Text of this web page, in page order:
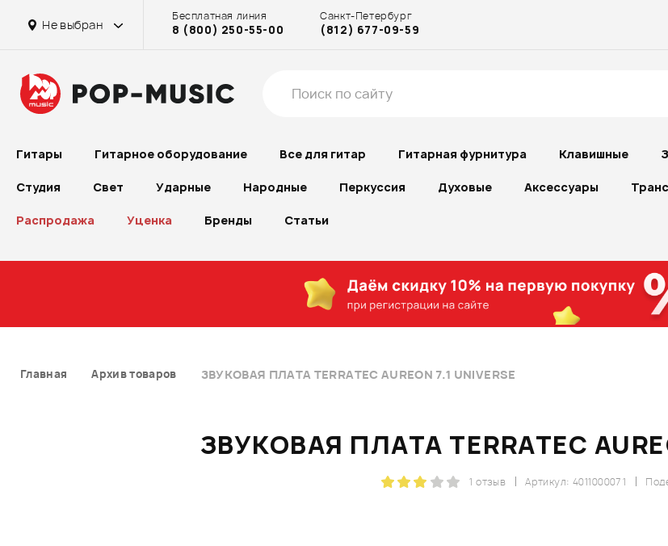
Не выбран
Бесплатная линия
8 (800) 250-55-00
Санкт-Петербург
(812) 677-09-59
Гитары Гитарное оборудование Все для гитар Гитарная фурнитура Клавишные
Студия Свет Ударные Народные Перкуссия Духовые Аксессуары
Распродажа Уценка Бренды Статьи
Главная Архив товаров ЗВУКОВАЯ ПЛАТА TERRATEC AUREON 7.1 UNIVERSE
ЗВУКОВАЯ ПЛАТА TERRATEC
Артикул: 4011000071
1 отзыв